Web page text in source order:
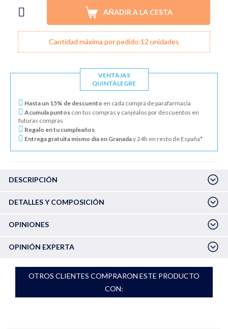
AÑADIR A LA CESTA
Cantidad máxima por pedido:12 unidades
VENTAJAS
QUINTALEGRE
Hasta un 15% de descuento en cada compra de parafarmacia
Acumula puntos con tus compras y canjéalos por descuentos en
futuras compras
Regalo en tu cumpleaños
Entrega gratuita mismo día en Granaday 24h en resto de España*
DESCRIPCIÓN
DETALLES Y COMPOSICIÓN
OPINIONES
OPINIÓN EXPERTA
OTROS CLIENTES COMPRARON ESTE PRODUCTO
CON: